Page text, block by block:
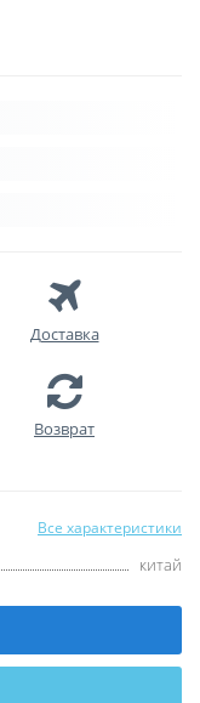
Доставка
Возврат
Все характеристики
китай